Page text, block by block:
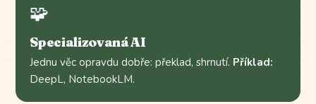
🧩
Specializovaná AI
Jednu věc opravdu dobře: překlad, shrnutí. Příklad:
DeepL, NotebookLM.